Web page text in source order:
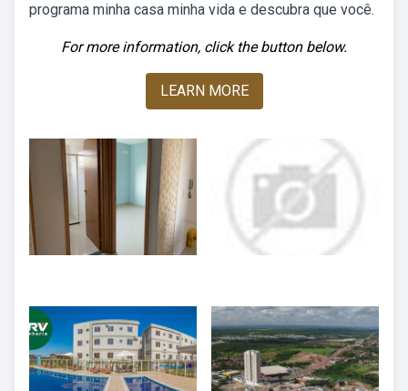
programa minha casa minha vida e descubra que você.
For more information, click the button below.
LEARN MORE